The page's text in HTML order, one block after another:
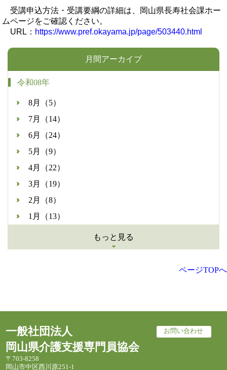
受講申込方法・受講要綱の詳細は、岡山県長寿社会課ホー
ムページをご確認ください。
URL： https://www.pref.okayama.jp/page/503440.html
月間アーカイブ
令和08年
8月（5）
7月（14）
6月（24）
5月（9）
4月（22）
3月（19）
2月（8）
1月（13）
もっと見る
ページTOPへ
一般社団法人
岡山県介護支援専門員協会
〒703-8258
岡山市中区西川原251-1
お問い合わせ